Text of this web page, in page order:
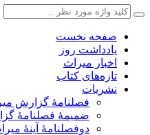
صفحه نخست
یادداشت روز
اخبار میراث
تازه‌های کتاب
نشریات
فصلنامۀ گزارش
ضمیمۀ فصلنامۀ
دوفصلنامۀ آینۀ